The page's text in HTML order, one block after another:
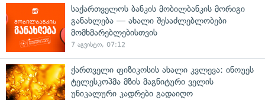
საქართველოს ბანკის მობილბანკის მორიგი
განახლება — ახალი შესაძლებლობები
მომხმარებლებისთვის
7 აგვისტო, 07:12
ქართველი ფიზიკოსის ახალი კვლევა: ინოუეს
ტელესკოპმა მზის მაგნიტური ველის
უნიკალური კადრები გადაიღო